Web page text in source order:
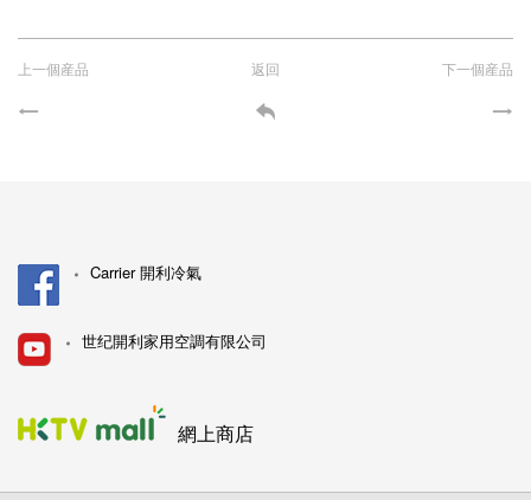
上一個産品 返回 下一個産品
Carrier 開利冷氣
世纪開利家用空調有限公司
網上商店